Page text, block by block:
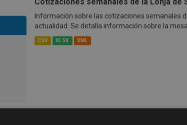
Información sobre las cotizaciones semanales
actualidad. Se detalla información sobre la
CSV XLSX XML